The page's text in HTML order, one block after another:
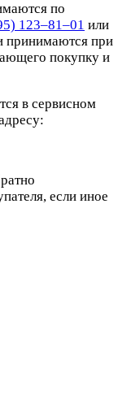
по
123–81–01 или
принимаются при
покупку и
в сервисном
если иное